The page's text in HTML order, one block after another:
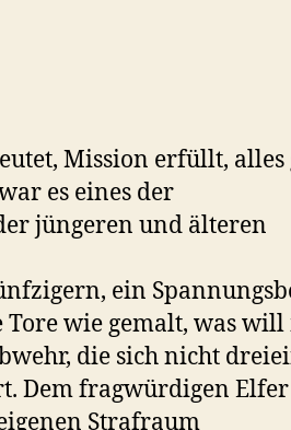
Mission erfüllt, alles
es eines der
jüngeren und älteren
ein
wie gemalt, was will
die sich nicht
Dem fragwürdigen
Strafraum